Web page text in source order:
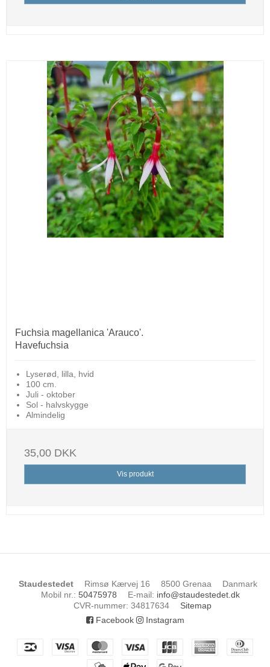
Fuchsia magellanica 'Arauco'.
Havefuchsia
Lyserød, lilla, hvid
100 cm.
Juli - oktober
Sol - halvskygge
Almindelig
35,00 DKK
Vis produkt
Staudestedet Rimsø Kærvej 16 8500 Grenaa
Danmark
Mobil nr.: 50475978 E-mail: info@staudestedet.dk
CVR-nummer: 34817634
Sitemap
Facebook
Instagram